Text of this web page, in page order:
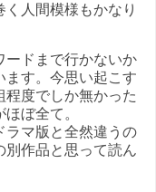
人間模様もかなり
ードまで行かないか
ます。今思い起こす
程度でしか無かった
ぼ全て。
ラマ版と全然違うの
別作品と思って読ん